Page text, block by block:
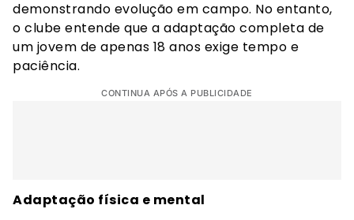
demonstrando evolução em campo. No entanto,
o clube entende que a adaptação completa de
um jovem de apenas 18 anos exige tempo e
paciência.
CONTINUA APÓS A PUBLICIDADE
Adaptação física e mental